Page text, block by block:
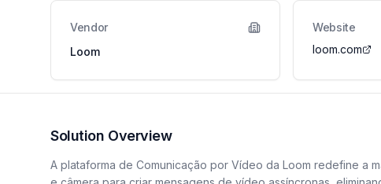
Vendor
Loom
Website
loom.com
Solution Overview
A plataforma de Comunicação por Vídeo da Loom redefine a